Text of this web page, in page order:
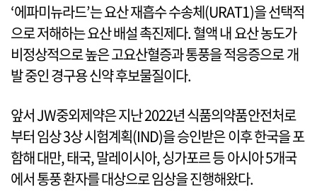
‘에파미뉴라드’는 요산 재흡수 수송체(URAT1)을 선택적
으로 저해하는 요산 배설 촉진제다. 혈액 내 요산 농도가
비정상적으로 높은 고요산혈증과 통풍을 적응증으로 개
발 중인 경구용 신약 후보물질이다.
앞서 JW중외제약은 지난 2022년 식품의약품안전처로
부터 임상 3상 시험계획(IND)을 승인받은 이후 한국을 포
함해 대만, 태국, 말레이시아, 싱가포르 등 아시아 5개국
에서 통풍 환자를 대상으로 임상을 진행해왔다.